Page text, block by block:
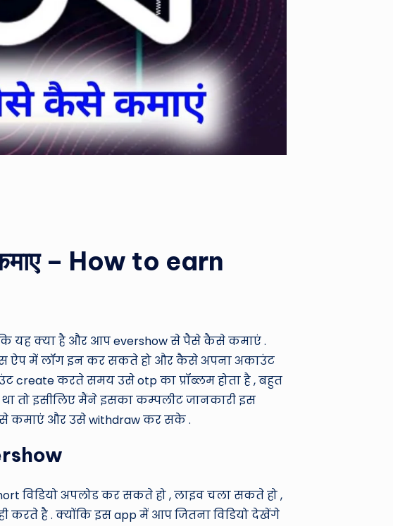
– How to earn
यह क्या है और आप evershow से पैसे कैसे कमाएं .
ऐप में लॉग इन कर सकते हो और कैसे अपना अकाउंट
create करते समय उसे otp का प्रॉब्लम होता है , बहुत
तो इसीलिए मैंने इसका कम्पलीट जानकारी इस
कमाएं और उसे withdraw कर सके .
विडियो अपलोड कर सकते हो , लाइव चला सकते हो ,
करते है . क्योंकि इस app में आप जितना विडियो देखेंगे